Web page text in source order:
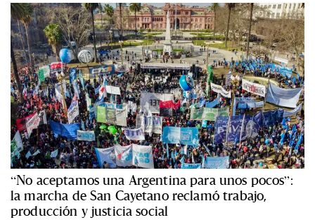
“No aceptamos una Argentina para unos pocos”:
la marcha de San Cayetano reclamó trabajo,
producción y justicia social